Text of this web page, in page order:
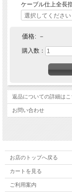
ケーブル仕上全長
価格: －
購入数：
返品についての詳細はこ
お問い合わせ
お店のトップへ戻る
カートを見る
ご利用案内